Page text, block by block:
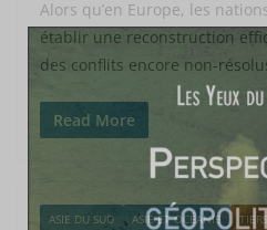
Alors qu’en Europe, les
établir une reconstruction
des conflits encore non-
Read More
ASIE DU SUD ASIE ET OCÉANIE